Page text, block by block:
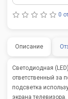
Описание
Светодиодная
ответственный за
подсветка
экрана телевизора.
0